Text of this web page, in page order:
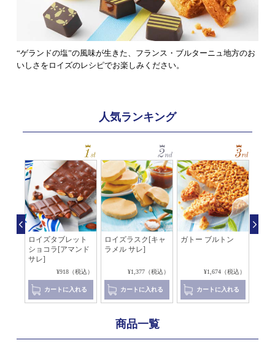
“ゲランドの塩”の風味が生きた、フランス・ブルターニュ地方のお
いしさをロイズのレシピでお楽しみください。
人気ランキング
ロイズタブレット
ショコラ[アマンド
サレ]
¥918（税込）
カートに入れる
ロイズラスク[キャ
ラメル サレ]
¥1,377（税込）
カートに入れる
ガトー ブルトン
¥1,674（税込）
カートに入れる
商品一覧